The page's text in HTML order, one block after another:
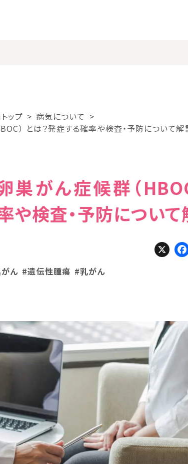
ップ
病気について
） とは？発症する確率や検査・予防について解
がん症候群（
や検査・予防につい
ん #遺伝性腫瘍 #乳がん
X